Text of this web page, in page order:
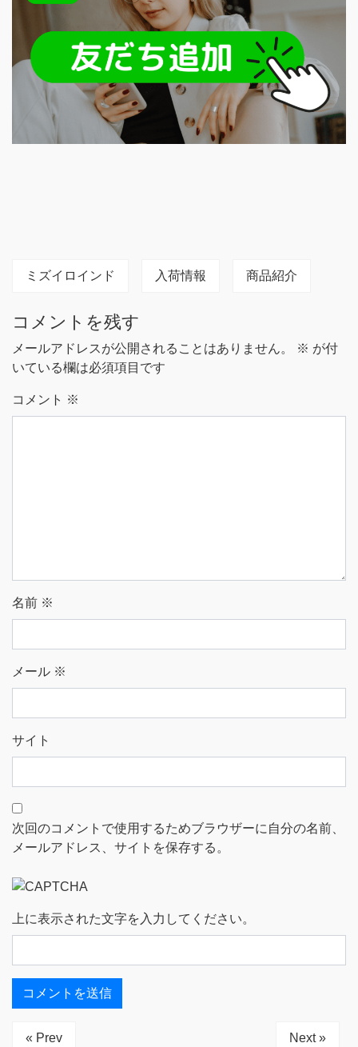
ミズイロインド 入荷情報 商品紹介
コメントを残す
メールアドレスが公開されることはありません。 ※ が付
いている欄は必須項目です
コメント ※
名前 ※
メール ※
サイト
次回のコメントで使用するためブラウザーに自分の名前、
メールアドレス、サイトを保存する。
上に表示された文字を入力してください。
« Prev Next »